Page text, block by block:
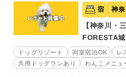
宿 神
【神奈川・
FORESTA
ドッグリゾート 同室宿泊OK
レ
共用ドッグランあり
わんこメニュ